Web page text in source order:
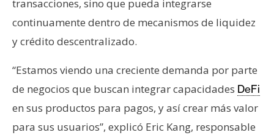
transacciones, sino que pueda integrarse
continuamente dentro de mecanismos de liquidez
y crédito descentralizado.
“Estamos viendo una creciente demanda por parte
de negocios que buscan integrar capacidades DeFi
en sus productos para pagos, y así crear más valor
para sus usuarios”, explicó Eric Kang, responsable